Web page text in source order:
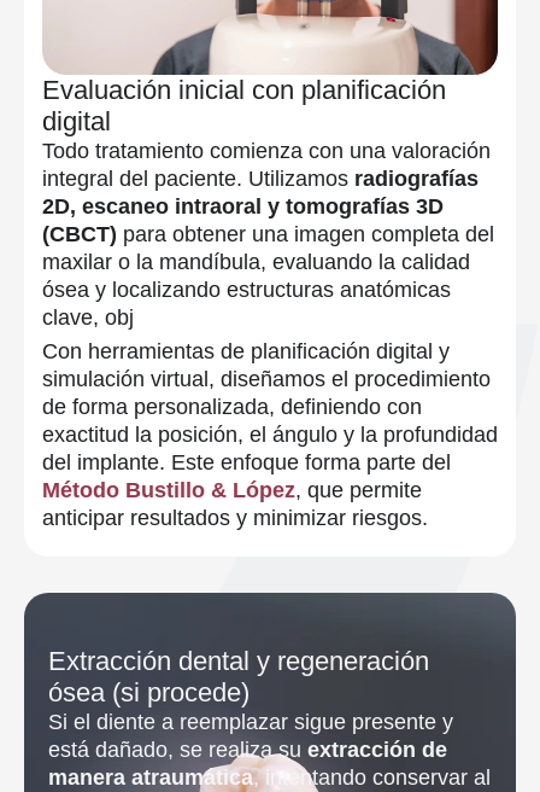
Evaluación inicial con planificación
digital
Todo tratamiento comienza con una valoración
integral del paciente. Utilizamos radiografías
2D, escaneo intraoral y tomografías 3D
(CBCT) para obtener una imagen completa del
maxilar o la mandíbula, evaluando la calidad
ósea y localizando estructuras anatómicas
clave, obj
Con herramientas de planificación digital y
simulación virtual, diseñamos el procedimiento
de forma personalizada, definiendo con
exactitud la posición, el ángulo y la profundidad
del implante. Este enfoque forma parte del
Método Bustillo & López, que permite
anticipar resultados y minimizar riesgos.
Extracción dental y regeneración
ósea (si procede)
Si el diente a reemplazar sigue presente y
está dañado, se realiza su extracción de
manera atraumática, intentando conservar al